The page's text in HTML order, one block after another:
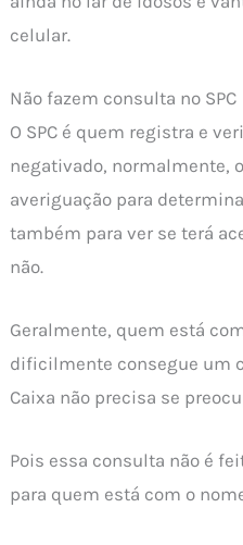
celular.
Não fazem consulta no SPC
O SPC é quem registra e
negativado, normalmente,
averiguação para
também para ver se terá
não.
Geralmente, quem está
dificilmente consegue um
Caixa não precisa se
Pois essa consulta não é
para quem está com o